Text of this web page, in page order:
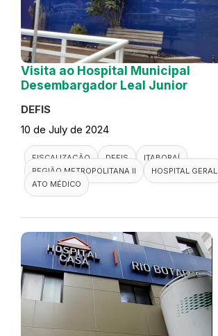
Visita ao Hospital Municipal
Desembargador Leal Junior
DEFIS
10 de July de 2024
FISCALIZAÇÃO DEFIS
ITABORAÍ
REGIÃO METROPOLITANA II
HOSPITAL GERAL
ATO MÉDICO